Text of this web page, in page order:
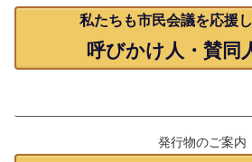
私たちも市民会議を応援
呼びかけ人・賛同
発行物のご案内